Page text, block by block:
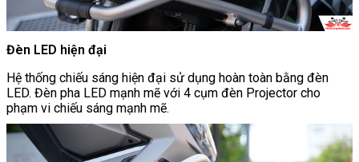
Đèn LED hiện đại
Hệ thống chiếu sáng hiện đại sử dụng hoàn toàn bằng đèn
LED. Đèn pha LED mạnh mẽ với 4 cụm đèn Projector cho
phạm vi chiếu sáng mạnh mẽ.